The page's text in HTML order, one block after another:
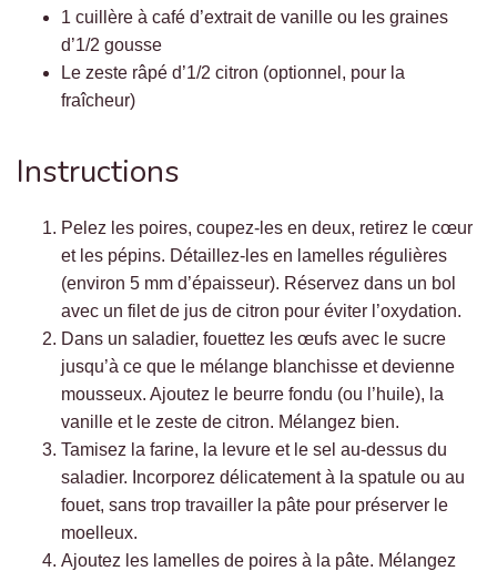
1 cuillère à café d’extrait de vanille ou les graines
d’1/2 gousse
Le zeste râpé d’1/2 citron (optionnel, pour la
fraîcheur)
Instructions
Pelez les poires, coupez-les en deux, retirez le cœur
et les pépins. Détaillez-les en lamelles régulières
(environ 5 mm d’épaisseur). Réservez dans un bol
avec un filet de jus de citron pour éviter l’oxydation.
Dans un saladier, fouettez les œufs avec le sucre
jusqu’à ce que le mélange blanchisse et devienne
mousseux. Ajoutez le beurre fondu (ou l’huile), la
vanille et le zeste de citron. Mélangez bien.
Tamisez la farine, la levure et le sel au-dessus du
saladier. Incorporez délicatement à la spatule ou au
fouet, sans trop travailler la pâte pour préserver le
moelleux.
Ajoutez les lamelles de poires à la pâte. Mélangez